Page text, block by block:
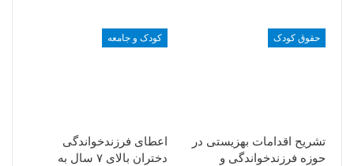
حقوق کودک
تشریح اقدامات بهزیستی در
حوزه فرزندخواندگی و
کودک و جامعه
اعطای فرزندخواندگی
دختران بالای ۷ سال به